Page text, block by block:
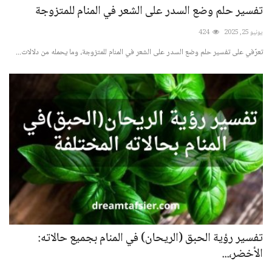
تفسير حلم وضع السدر على الشعر في المنام للمتزوجة
يونيو 25, 2025 424
تعرّفي على تفسير حلم وضع السدر على الشعر في المنام للمتزوجة، وما يحمله من دلالات...
تفسير رؤية الحبق (الريحان) في المنام بجميع حالاته:
الأخضر،...